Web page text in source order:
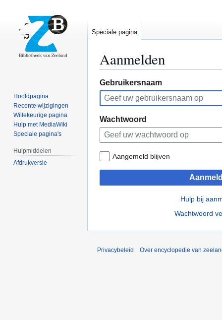
Aanmelden
Naar
navigatie
springen
Naar
zoeken
springen
Gebruikersnaam
Wachtwoord
Aangemeld blijven
Hulp bij
Wachtwoord
Speciale pagina
Hoofdpagina
Recente wijzigingen
Willekeurige pagina
Hulp met MediaWiki
Speciale pagina's
Hulpmiddelen
Afdrukversie
Privacybeleid Over encyclopedie van